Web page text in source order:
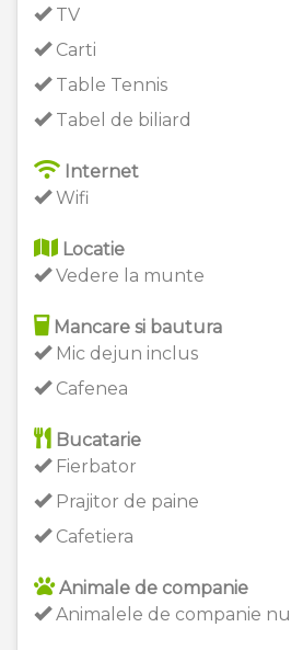
TV
Carti
Table Tennis
Tabel de biliard
Internet
Wifi
Locatie
Vedere la munte
Mancare si bautura
Mic dejun inclus
Cafenea
Bucatarie
Fierbator
Prajitor de paine
Cafetiera
Animale de companie
Animalele de companie